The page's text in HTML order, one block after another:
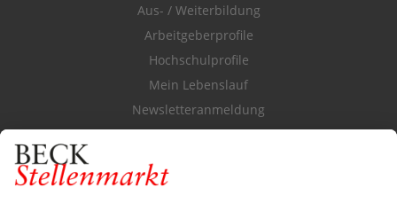
Aus- / Weiterbildung
Arbeitgeberprofile
Hochschulprofile
Mein Lebenslauf
Newsletteranmeldung
Durchsuchen Sie den Stellenkatalog
FÜR ARBEITGEBER